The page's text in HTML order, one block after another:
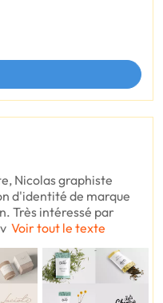
Nicolas graphiste
d'identité de marque
Très intéressé par
Voir tout le texte